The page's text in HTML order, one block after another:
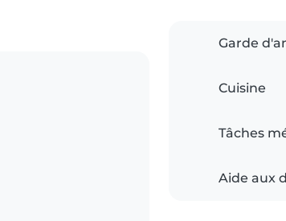
Garde
Cuisine
Tâches
Aide aux